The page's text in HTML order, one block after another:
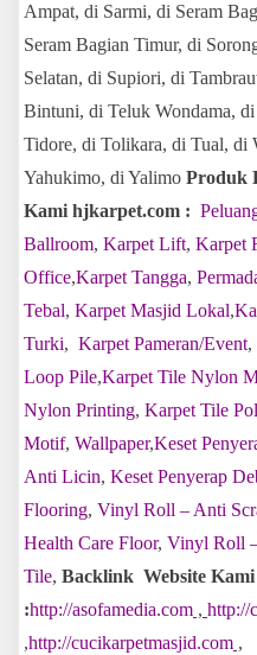
Ampat, di Sarmi, di Seram
Seram Bagian Timur, di
Selatan, di Supiori, di
Bintuni, di Teluk Wondama, di
Tidore, di Tolikara, di Tual, di
Yahukimo, di Yalimo Produk
Kami hjkarpet.com :
Ballroom, Karpet Lift, Karpet
Office,Karpet Tangga,
Tebal, Karpet Masjid Lokal,
Turki, Karpet Pameran/Event,
Loop Pile,Karpet Tile Nylon
Nylon Printing, Karpet Tile
Motif, Wallpaper,Keset
Anti Licin, Keset Penyerap
Flooring, Vinyl Roll – Anti
Health Care Floor, Vinyl Roll
Tile, Backlink Website Kami
:http://asofamedia.com , http://
,http://cucikarpetmasjid.com ,